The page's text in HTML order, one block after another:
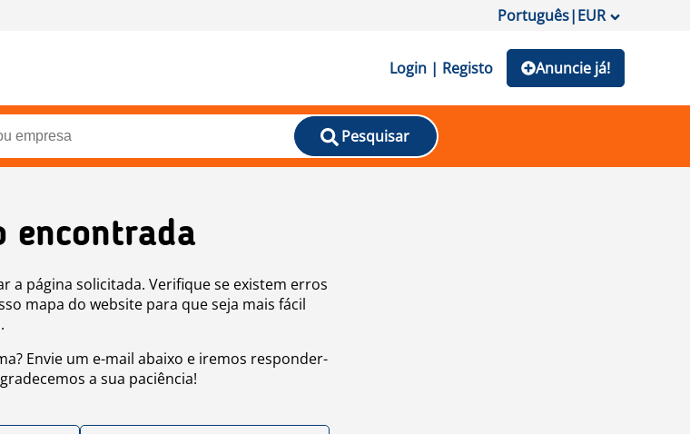
Português|EUR
Login | Registo Anuncie já!
Pesquisar
encontrada
a página solicitada. Verifique se existem erros
mapa do website para que seja mais fácil
Envie um e-mail abaixo e iremos responder-
a sua paciência!